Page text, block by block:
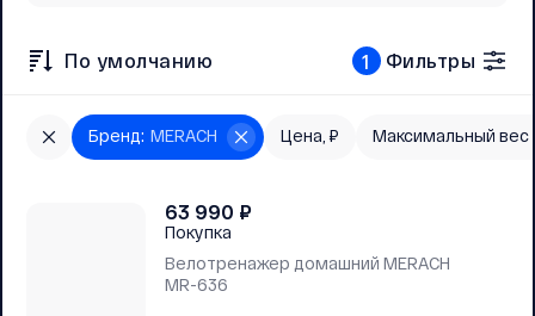
По умолчанию 1 Фильтры
Бренд: MERACH Цена, ₽ Максимальный вес
63 990 ₽
Покупка
Велотренажер домашний MERACH
MR-636